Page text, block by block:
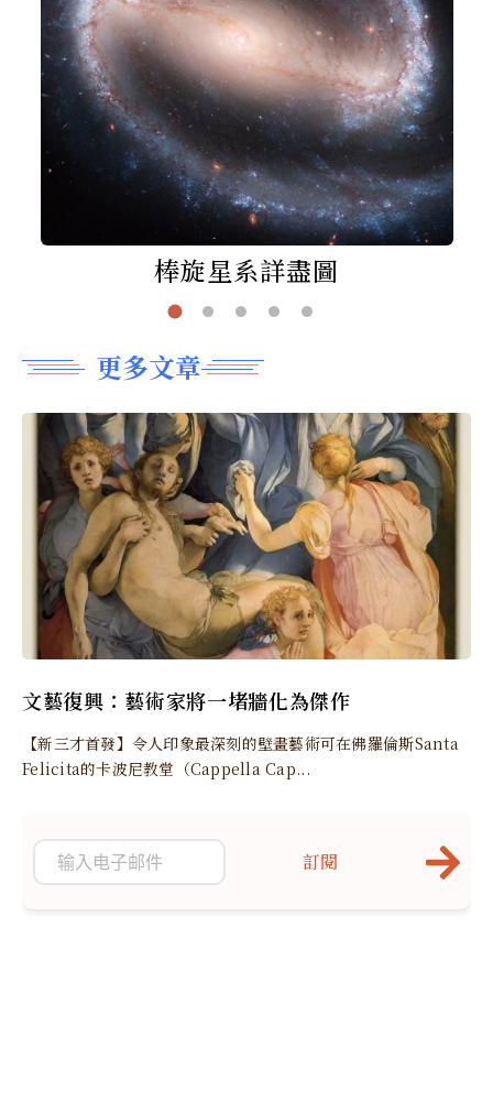
棒旋星系詳盡圖
更多文章
文藝復興：藝術家將一堵牆化為傑作
【新三才首發】令人印象最深刻的壁畫藝術可在佛羅倫斯Santa
Felicita的卡波尼教堂（Cappella Cap...
訂閱